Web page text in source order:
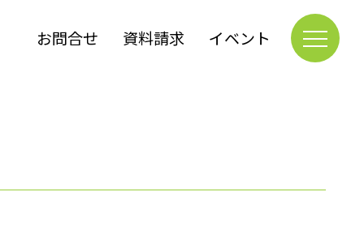
お問合せ 資料請求 イベント